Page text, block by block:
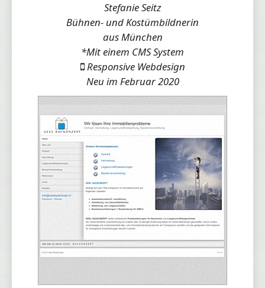
Stefanie Seitz
Bühnen- und Kostümbildnerin
aus München
*Mit einem CMS System
Responsive Webdesign
Neu im Februar 2020